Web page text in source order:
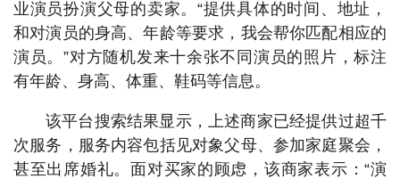
业演员扮演父母的卖家。“提供具体的时间、地址，
和对演员的身高、年龄等要求，我会帮你匹配相应的
演员。”对方随机发来十余张不同演员的照片，标注
有年龄、身高、体重、鞋码等信息。
该平台搜索结果显示，上述商家已经提供过超千
次服务，服务内容包括见对象父母、参加家庭聚会，
甚至出席婚礼。面对买家的顾虑，该商家表示：“演